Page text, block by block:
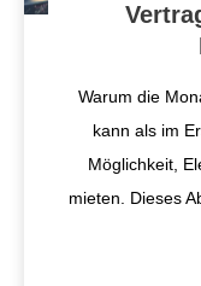
Warum die
kann als im
Möglichkeit,
mieten. Dieses